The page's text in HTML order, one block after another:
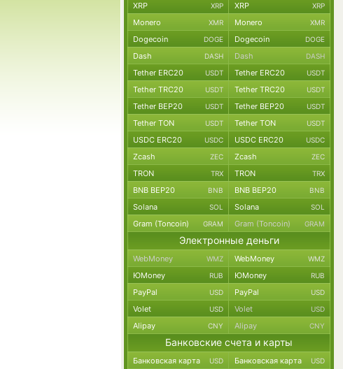
XRP XRP XRP XRP
Monero XMR Monero XMR
Dogecoin DOGE Dogecoin DOGE
Dash DASH Dash DASH
Tether ERC20 USDT Tether ERC20 USDT
Tether TRC20 USDT Tether TRC20 USDT
Tether BEP20 USDT Tether BEP20 USDT
Tether TON USDT Tether TON USDT
USDC ERC20 USDC USDC ERC20 USDC
Zcash ZEC Zcash ZEC
TRON TRX TRON TRX
BNB BEP20 BNB BNB BEP20 BNB
Solana SOL Solana SOL
Gram (Toncoin) GRAM Gram (Toncoin) GRAM
Электронные деньги
WebMoney WMZ WebMoney WMZ
ЮMoney RUB ЮMoney RUB
PayPal USD PayPal USD
Volet USD Volet USD
Alipay CNY Alipay CNY
Банковские счета и карты
Банковская карта USD Банковская карта USD